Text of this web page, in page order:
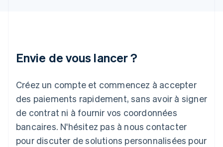
Envie de vous lancer ?
Créez un compte et commencez à accepter
des paiements rapidement, sans avoir à signer
de contrat ni à fournir vos coordonnées
bancaires. N'hésitez pas à nous contacter
pour discuter de solutions personnalisées pour
English
Italie
Japon
日本語
Lettonie
English
Liechtenstein
DeutschEnglish